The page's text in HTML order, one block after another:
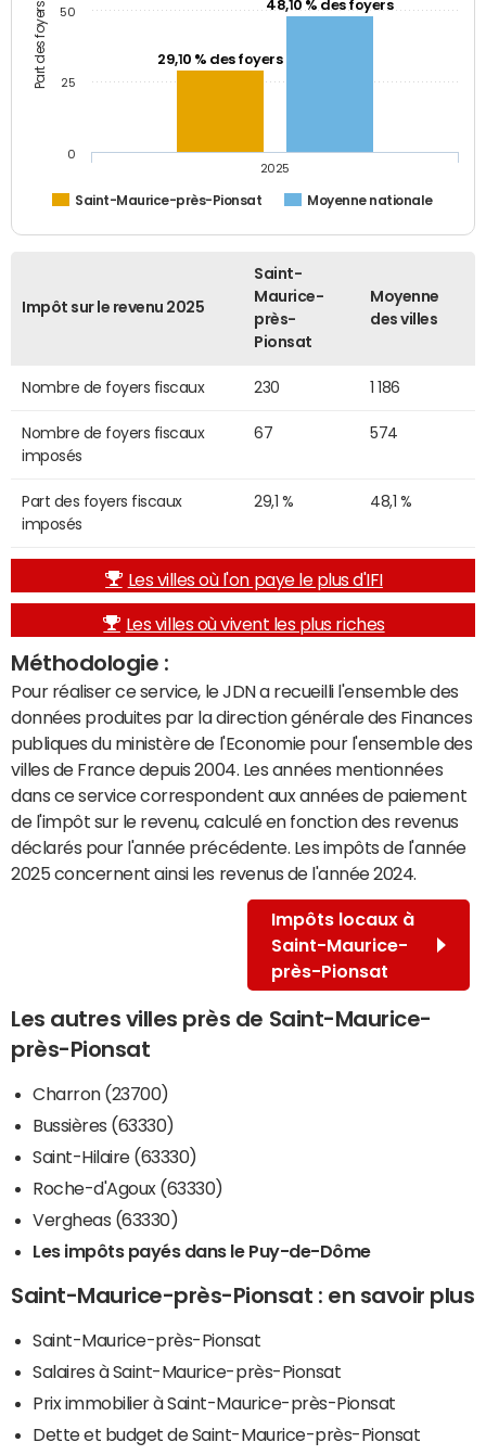
29,10 % des foyers
48,10 % des foyers
Saint-Maurice-près-Pionsat Moyenne nationale
2025
0
25
50
Impôt sur le revenu 2025
Saint-
Maurice-
près-
Pionsat
Moyenne
des villes
Nombre de foyers fiscaux 230 1 186
Nombre de foyers fiscaux
imposés
67 574
Part des foyers fiscaux
imposés
29,1 % 48,1 %
Les villes où l'on paye le plus d'IFI
Les villes où vivent les plus riches
Méthodologie :
Pour réaliser ce service, le JDN a recueilli l'ensemble des
données produites par la direction générale des Finances
publiques du ministère de l'Economie pour l'ensemble des
villes de France depuis 2004. Les années mentionnées
dans ce service correspondent aux années de paiement
de l'impôt sur le revenu, calculé en fonction des revenus
déclarés pour l'année précédente. Les impôts de l'année
2025 concernent ainsi les revenus de l'année 2024.
Impôts locaux à
Saint-Maurice-
près-Pionsat
Les autres villes près de Saint-Maurice-
près-Pionsat
Charron (23700)
Bussières (63330)
Saint-Hilaire (63330)
Roche-d'Agoux (63330)
Vergheas (63330)
Les impôts payés dans le Puy-de-Dôme
Saint-Maurice-près-Pionsat : en savoir plus
Saint-Maurice-près-Pionsat
Salaires à Saint-Maurice-près-Pionsat
Prix immobilier à Saint-Maurice-près-Pionsat
Dette et budget de Saint-Maurice-près-Pionsat